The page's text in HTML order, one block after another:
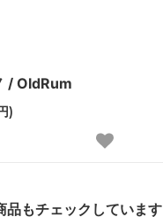
/ OldRum
)
品もチェックしています